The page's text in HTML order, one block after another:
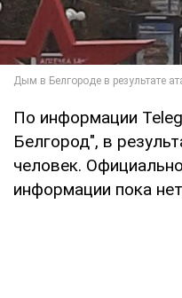
По информации
Белгород", в
человек.
информации пока